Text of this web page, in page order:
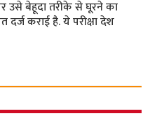
पर उसे बेहूदा तरीके से घूरने का
कराई है. ये परीक्षा देश